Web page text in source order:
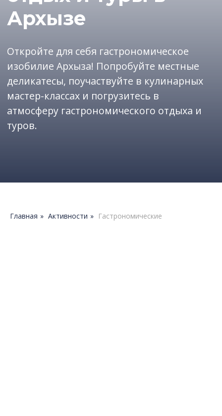
мастер-классах и погрузитесь в
атмосферу гастрономического отдыха и
туров.
Главная » Активности » Гастрономические